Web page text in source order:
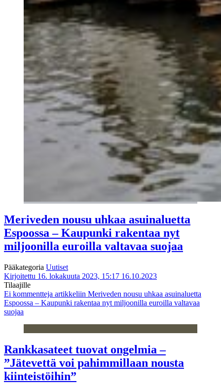
Meriveden nousu uhkaa asuin­aluetta
Espoossa – Kaupunki rakentaa nyt
miljoonilla euroilla valtavaa suojaa
Pääkategoria Uutiset
Kirjoitettu 16. lokakuuta 2023, 15:17 16.10.2023
Tilaajille
Ei kommentteja artikkeliin Meriveden nousu uhkaa asuin­aluetta
Espoossa – Kaupunki rakentaa nyt miljoonilla euroilla valtavaa
suojaa
Rankkasateet tuovat ongelmia –
”Jätevettä voi pahimmillaan nousta
kiinteistöihin”